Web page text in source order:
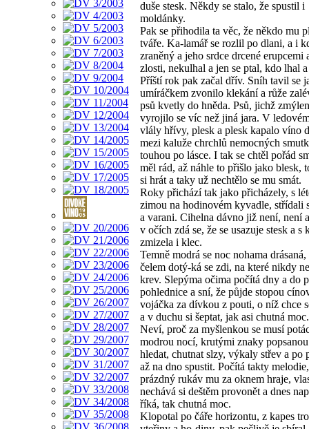
duše stesk. Někdy se stalo, že spustil i
moldánky.
Pak se přihodila ta věc, že někdo mu
tváře. Ka-lamář se rozlil po dlani, a i
zraněný a jeho srdce drcené erupcemi
zlosti, nekulhal a jen se ptal, kdo lhal
Příští rok pak začal dřív. Sníh tavil se
umíráčkem zvonilo klekání a růže
psů kvetly do hněda. Psů, jichž
vyrojilo se víc než jiná jara. V
vlály hřívy, plesk a plesk kapalo víno
mezi kaluže chrchlů nemocných
touhou po lásce. I tak se chtěl pořád
měl rád, až náhle to přišlo jako blesk,
si hrát a taky už nechtělo se mu smát.
Roky přichází tak jako přicházely, s
zimou na hodinovém kyvadle, střídali
a varani. Cihelna dávno již není, není
v očích zdá se, že se usazuje stesk a s
zmizela i klec.
Temně modrá se noc nohama
čelem dotý-ká se zdi, na které nikdy
krev. Slepýma očima počítá dny a do
pohlednice a sní, že půjde stopou
vojáčka za dívkou z pouti, o níž chce
a v duchu si šeptat, jak asi chutná moc.
Neví, proč za myšlenkou se musí
modrou nocí, krutými znaky
hledat, chutnat slzy, výkaly střev a po
až na dno spustit. Počítá takty
prázdný rukáv mu za oknem hraje,
nechává si deštěm provonět a dnes
říká, tak chutná moc.
Klopotal po čáře horizontu, z kapes